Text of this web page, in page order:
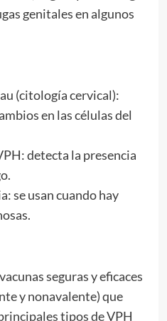
genitales en algunos
(citología cervical):
en las células del
detecta la presencia
se usan cuando hay
seguras y eficaces
y nonavalente) que
tipos de VPH